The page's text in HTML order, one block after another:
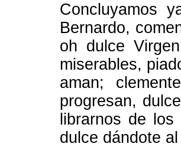
Concluyamos
Bernardo,
oh dulce
miserables,
aman;
progresan,
librarnos de
dulce dándote